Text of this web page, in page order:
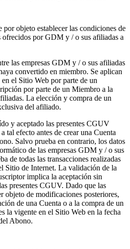
por objeto establecer las condiciones de
por GDM y / o sus afiliadas a
las empresas GDM y / o sus afiliadas
convertido en miembro. Se aplican
el Sitio Web por parte de un
por parte de un Miembro a la
La elección y compra de un
del afiliado.
y aceptado las presentes CGUV
tal efecto antes de crear una Cuenta
Salvo prueba en contrario, los datos
de las empresas GDM y / o sus
de todas las transacciones realizadas
Sitio de Internet. La validación de la
implica la aceptación sin
presentes CGUV. Dado que las
objeto de modificaciones posteriores,
de una Cuenta o a la compra de un
la vigente en el Sitio Web en la fecha
Abono.